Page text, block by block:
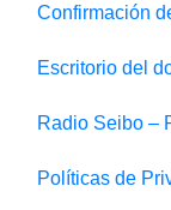
Confirmación
Escritorio del
Radio Seibo –
Políticas de